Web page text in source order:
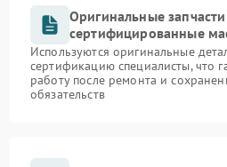
Оригинальные
сертифицированные
Используются оригинальные
сертификацию специалисты, что
работу после ремонта и
обязательств